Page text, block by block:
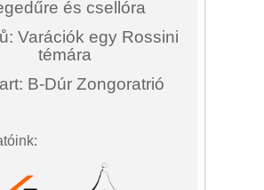
és csellóra
Varációk egy Rossini
témára
B-Dúr Zongoratrió